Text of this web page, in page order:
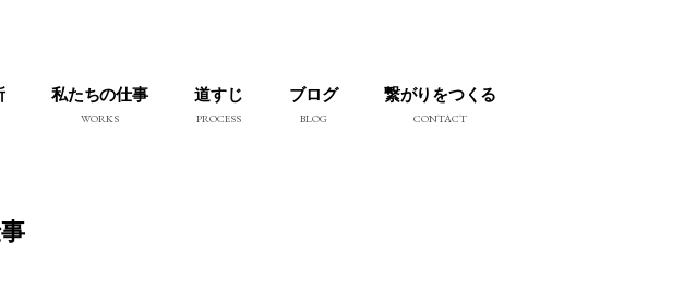
私たちの仕事
WORKS
道すじ
PROCESS
ブログ
BLOG
繋がりをつくる
CONTACT